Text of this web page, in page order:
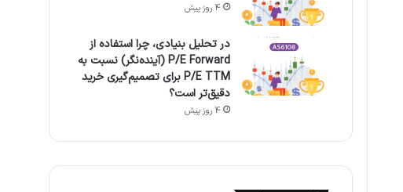
4 روز پیش
در تحلیل بنیادی، چرا استفاده از
P/E Forward (آینده‌نگر) نسبت به
P/E TTM برای تصمیم‌گیری خرید
دقیق‌تر است؟
4 روز پیش